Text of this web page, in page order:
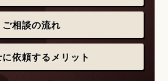
ご相談の流れ
依頼するメリット